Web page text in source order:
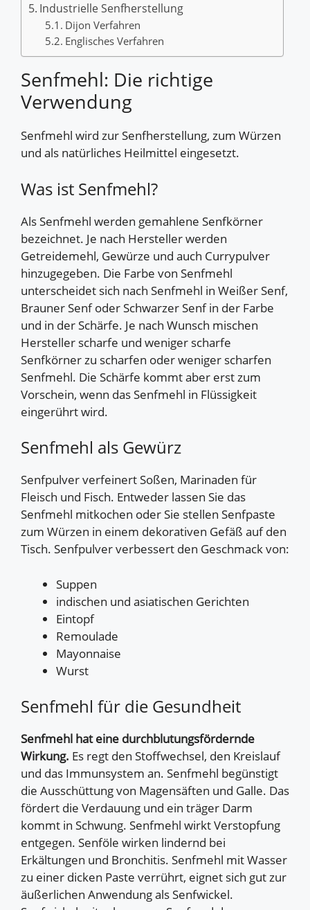
Industrielle Senfherstellung
Dijon Verfahren
Englisches Verfahren
Senfmehl: Die richtige
Verwendung
Senfmehl wird zur Senfherstellung, zum Würzen
und als natürliches Heilmittel eingesetzt.
Was ist Senfmehl?
Als Senfmehl werden gemahlene Senfkörner
bezeichnet. Je nach Hersteller werden
Getreidemehl, Gewürze und auch Currypulver
hinzugegeben. Die Farbe von Senfmehl
unterscheidet sich nach Senfmehl in Weißer Senf,
Brauner Senf oder Schwarzer Senf in der Farbe
und in der Schärfe. Je nach Wunsch mischen
Hersteller scharfe und weniger scharfe
Senfkörner zu scharfen oder weniger scharfen
Senfmehl. Die Schärfe kommt aber erst zum
Vorschein, wenn das Senfmehl in Flüssigkeit
eingerührt wird.
Senfmehl als Gewürz
Senfpulver verfeinert Soßen, Marinaden für
Fleisch und Fisch. Entweder lassen Sie das
Senfmehl mitkochen oder Sie stellen Senfpaste
zum Würzen in einem dekorativen Gefäß auf den
Tisch. Senfpulver verbessert den Geschmack von:
Suppen
indischen und asiatischen Gerichten
Eintopf
Remoulade
Mayonnaise
Wurst
Senfmehl für die Gesundheit
Senfmehl hat eine durchblutungsfördernde
Wirkung. Es regt den Stoffwechsel, den Kreislauf
und das Immunsystem an. Senfmehl begünstigt
die Ausschüttung von Magensäften und Galle. Das
fördert die Verdauung und ein träger Darm
kommt in Schwung. Senfmehl wirkt Verstopfung
entgegen. Senföle wirken lindernd bei
Erkältungen und Bronchitis. Senfmehl mit Wasser
zu einer dicken Paste verrührt, eignet sich gut zur
äußerlichen Anwendung als Senfwickel.